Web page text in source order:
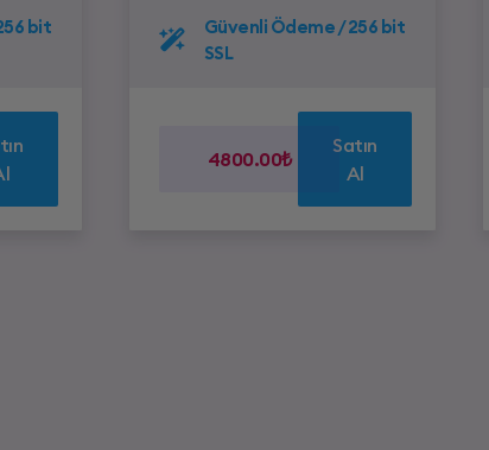
bit
Güvenli Ödeme / 256 bit
SSL
4800.00₺
Satın
Al